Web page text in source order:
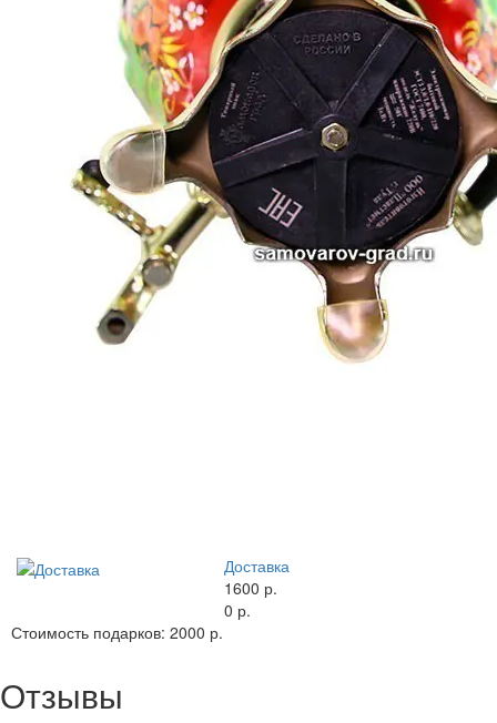
Доставка
1600 р.
0 р.
Стоимость подарков: 2000 р.
Отзывы